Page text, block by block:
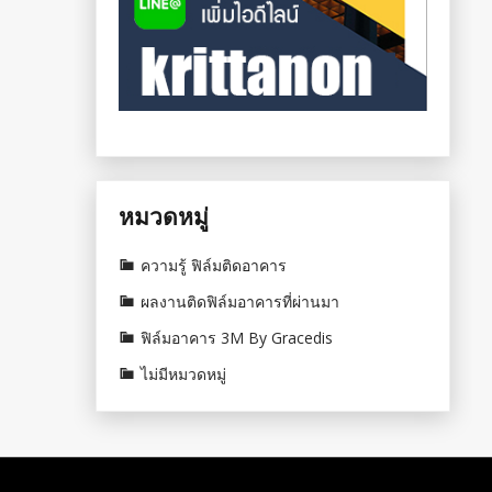
หมวดหมู่
ความรู้ ฟิล์มติดอาคาร
ผลงานติดฟิล์มอาคารที่ผ่านมา
ฟิล์มอาคาร 3M By Gracedis
ไม่มีหมวดหมู่